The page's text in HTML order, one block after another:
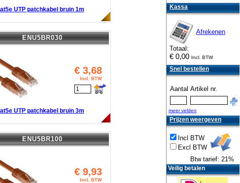
UTP patchkabel bruin 1m
ENU5BR030
€ 3,68
Incl. BTW
UTP patchkabel bruin 3m
ENU5BR100
€ 9,93
Incl. BTW
Kassa
Afrekenen
Totaal:
€ 0,00 Incl. BTW
Snel bestellen
Aantal Artikel nr.
meer velden
Prijzen weergeven
Incl BTW
Excl BTW
Btw tarief: 21%
Veilig betalen